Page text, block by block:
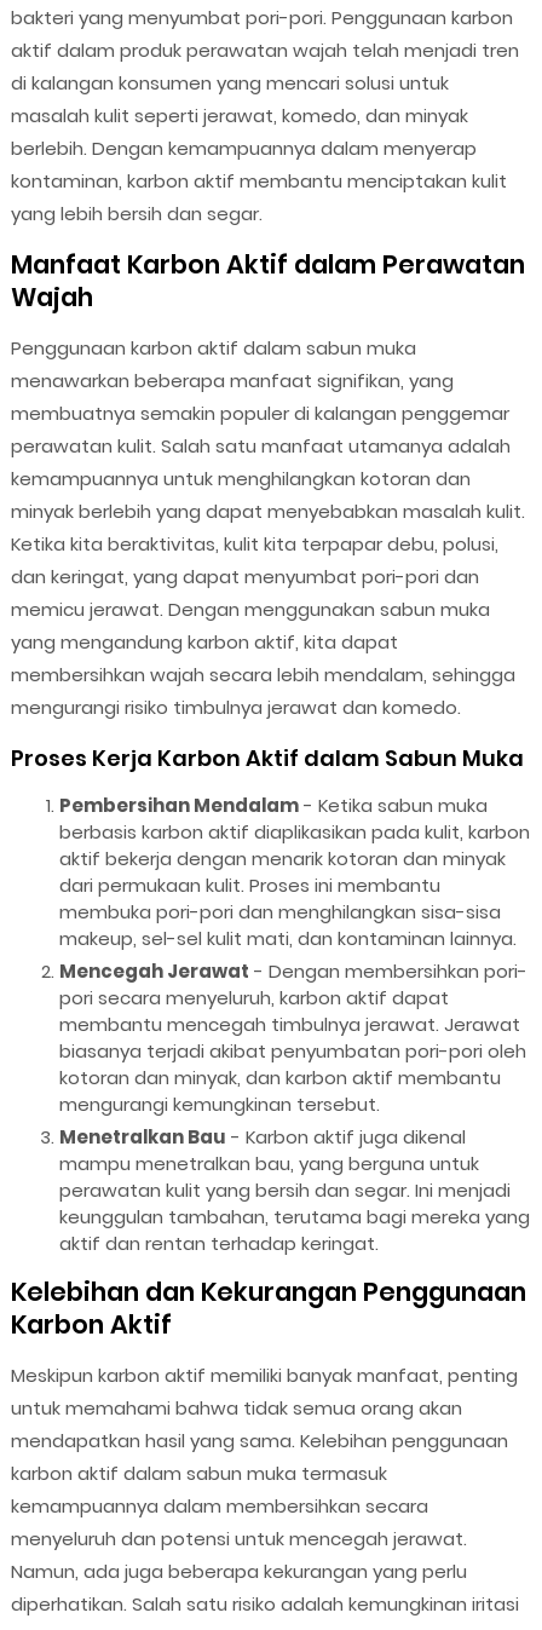
bakteri yang menyumbat pori-pori. Penggunaan karbon
aktif dalam produk perawatan wajah telah menjadi tren
di kalangan konsumen yang mencari solusi untuk
masalah kulit seperti jerawat, komedo, dan minyak
berlebih. Dengan kemampuannya dalam menyerap
kontaminan, karbon aktif membantu menciptakan kulit
yang lebih bersih dan segar.
Manfaat Karbon Aktif dalam Perawatan
Wajah
Penggunaan karbon aktif dalam sabun muka
menawarkan beberapa manfaat signifikan, yang
membuatnya semakin populer di kalangan penggemar
perawatan kulit. Salah satu manfaat utamanya adalah
kemampuannya untuk menghilangkan kotoran dan
minyak berlebih yang dapat menyebabkan masalah kulit.
Ketika kita beraktivitas, kulit kita terpapar debu, polusi,
dan keringat, yang dapat menyumbat pori-pori dan
memicu jerawat. Dengan menggunakan sabun muka
yang mengandung karbon aktif, kita dapat
membersihkan wajah secara lebih mendalam, sehingga
mengurangi risiko timbulnya jerawat dan komedo.
Proses Kerja Karbon Aktif dalam Sabun Muka
Pembersihan Mendalam- Ketika sabun muka
berbasis karbon aktif diaplikasikan pada kulit, karbon
aktif bekerja dengan menarik kotoran dan minyak
dari permukaan kulit. Proses ini membantu
membuka pori-pori dan menghilangkan sisa-sisa
makeup, sel-sel kulit mati, dan kontaminan lainnya.
Mencegah Jerawat - Dengan membersihkan pori-
pori secara menyeluruh, karbon aktif dapat
membantu mencegah timbulnya jerawat. Jerawat
biasanya terjadi akibat penyumbatan pori-pori oleh
kotoran dan minyak, dan karbon aktif membantu
mengurangi kemungkinan tersebut.
Menetralkan Bau - Karbon aktif juga dikenal
mampu menetralkan bau, yang berguna untuk
perawatan kulit yang bersih dan segar. Ini menjadi
keunggulan tambahan, terutama bagi mereka yang
aktif dan rentan terhadap keringat.
Kelebihan dan Kekurangan Penggunaan
Karbon Aktif
Meskipun karbon aktif memiliki banyak manfaat, penting
untuk memahami bahwa tidak semua orang akan
mendapatkan hasil yang sama. Kelebihan penggunaan
karbon aktif dalam sabun muka termasuk
kemampuannya dalam membersihkan secara
menyeluruh dan potensi untuk mencegah jerawat.
Namun, ada juga beberapa kekurangan yang perlu
diperhatikan. Salah satu risiko adalah kemungkinan iritasi